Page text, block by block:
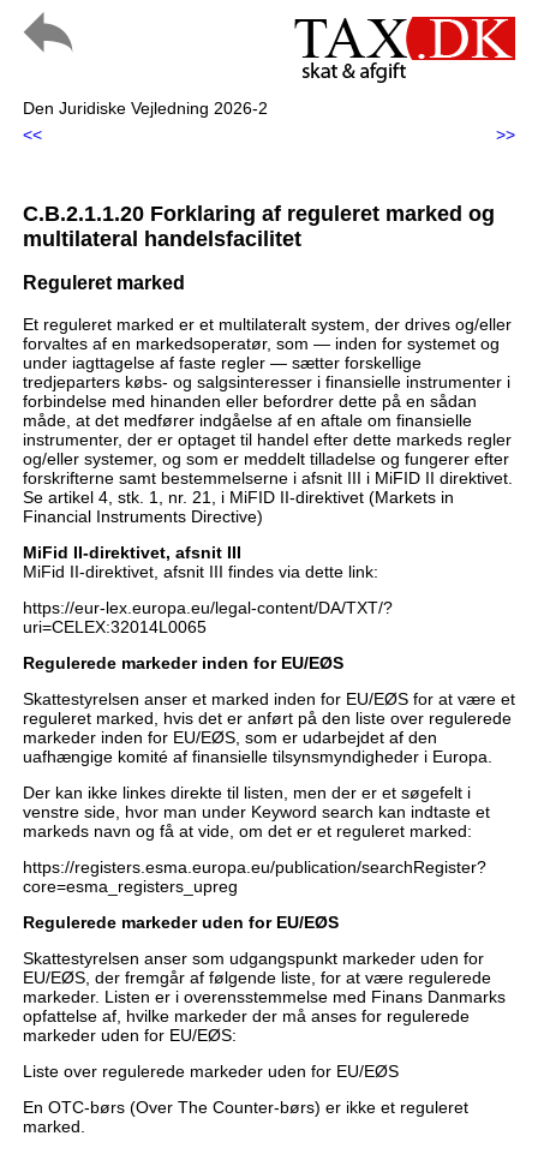
Den Juridiske Vejledning 2026-2
<<
>>
C.B.2.1.1.20 Forklaring af reguleret marked og
multilateral handelsfacilitet
Reguleret marked
Et reguleret marked er et multilateralt system, der drives og/eller
forvaltes af en markedsoperatør, som — inden for systemet og
under iagttagelse af faste regler — sætter forskellige
tredjeparters købs- og salgsinteresser i finansielle instrumenter i
forbindelse med hinanden eller befordrer dette på en sådan
måde, at det medfører indgåelse af en aftale om finansielle
instrumenter, der er optaget til handel efter dette markeds regler
og/eller systemer, og som er meddelt tilladelse og fungerer efter
forskrifterne samt bestemmelserne i afsnit III i MiFID II direktivet.
Se artikel 4, stk. 1, nr. 21, i MiFID II-direktivet (Markets in
Financial Instruments Directive)
MiFid II-direktivet, afsnit III
MiFid II-direktivet, afsnit III findes via dette link:
https://eur-lex.europa.eu/legal-content/DA/TXT/?
uri=CELEX:32014L0065
Regulerede markeder inden for EU/EØS
Skattestyrelsen anser et marked inden for EU/EØS for at være et
reguleret marked, hvis det er anført på den liste over regulerede
markeder inden for EU/EØS, som er udarbejdet af den
uafhængige komité af finansielle tilsynsmyndigheder i Europa.
Der kan ikke linkes direkte til listen, men der er et søgefelt i
venstre side, hvor man under Keyword search kan indtaste et
markeds navn og få at vide, om det er et reguleret marked:
https://registers.esma.europa.eu/publication/searchRegister?
core=esma_registers_upreg
Regulerede markeder uden for EU/EØS
Skattestyrelsen anser som udgangspunkt markeder uden for
EU/EØS, der fremgår af følgende liste, for at være regulerede
markeder. Listen er i overensstemmelse med Finans Danmarks
opfattelse af, hvilke markeder der må anses for regulerede
markeder uden for EU/EØS:
Liste over regulerede markeder uden for EU/EØS
En OTC-børs (Over The Counter-børs) er ikke et reguleret
marked.